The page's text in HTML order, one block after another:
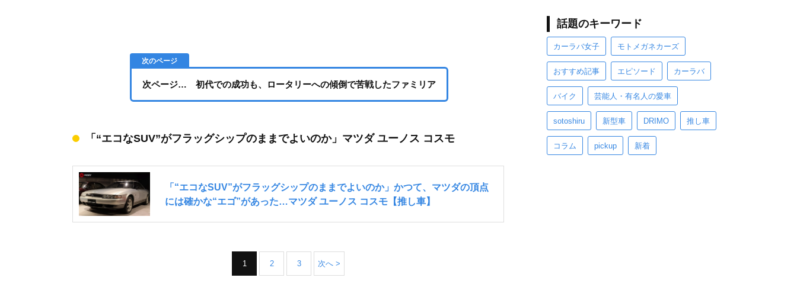
次ページ… 初代での成功も、ロータリーへの傾倒で苦戦したファミリア
「“エコなSUV”がフラッグシップのままでよいのか」マツダ ユーノス コスモ
1 2 3 次へ >
話題のキーワード
カーラバ女子 モトメガネカーズ
おすすめ記事 エピソード カーラバ
バイク 芸能人・有名人の愛車
sotoshiru 新型車 DRIMO 推し車
コラム pickup 新着